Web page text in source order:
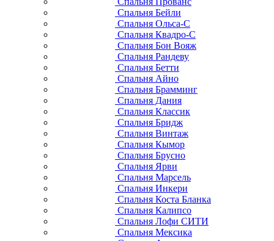
Спальня Бейли
Спальня Ольса-С
Спальня Квадро-С
Спальня Бон Вояж
Спальня Рандеву
Спальня Бетти
Спальня Айно
Спальня Брамминг
Спальня Дания
Спальня Классик
Спальня Бридж
Спальня Винтаж
Спальня Кымор
Спальня Брусно
Спальня Ярви
Спальня Марсель
Спальня Инкери
Спальня Коста Бланка
Спальня Калипсо
Спальня Лофи СИТИ
Спальня Мексика